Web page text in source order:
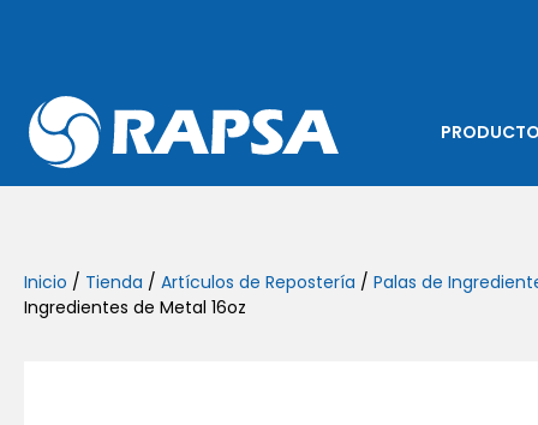
Inicio / Tienda / Artículos de Repostería / Palas de
Ingredientes de Metal 16oz